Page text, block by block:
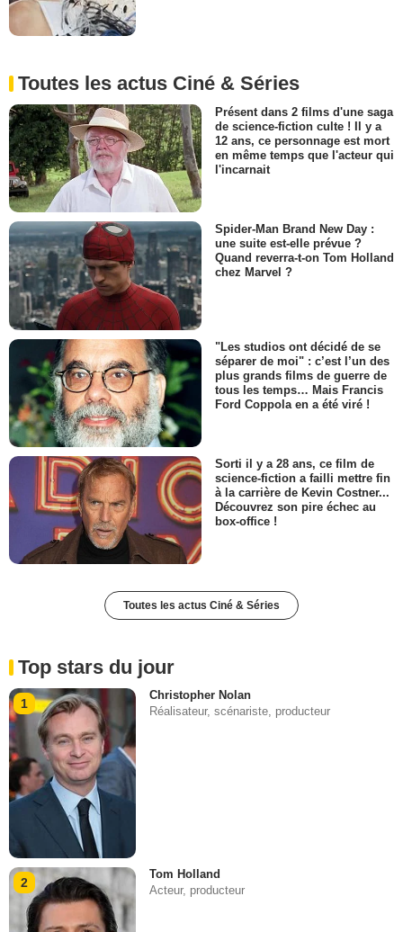
Toutes les actus Ciné & Séries
Présent dans 2 films d'une saga
de science-fiction culte ! Il y a
12 ans, ce personnage est mort
en même temps que l'acteur qui
l'incarnait
Spider-Man Brand New Day :
une suite est-elle prévue ?
Quand reverra-t-on Tom Holland
chez Marvel ?
"Les studios ont décidé de se
séparer de moi" : c’est l’un des
plus grands films de guerre de
tous les temps… Mais Francis
Ford Coppola en a été viré !
Sorti il y a 28 ans, ce film de
science-fiction a failli mettre fin
à la carrière de Kevin Costner...
Découvrez son pire échec au
box-office !
Toutes les actus Ciné & Séries
Top stars du jour
1
Christopher Nolan
Réalisateur, scénariste, producteur
2
Tom Holland
Acteur, producteur